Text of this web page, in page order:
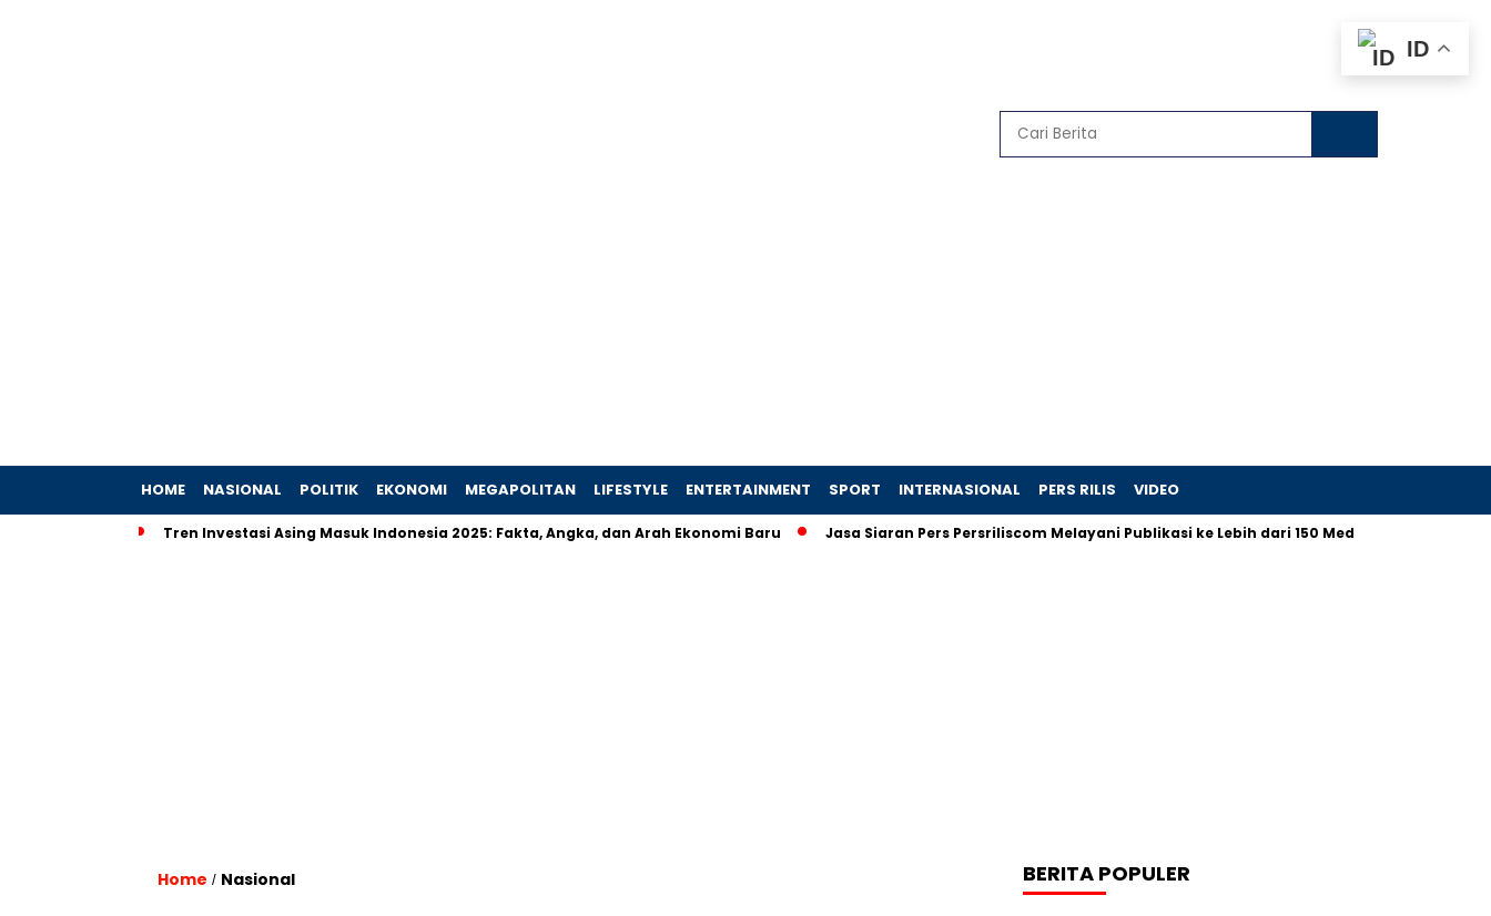
HOME NASIONAL POLITIK EKONOMI MEGAPOLITAN LIFESTYLE ENTERTAINMENT SPORT INTERNASIONAL PERS RILIS VIDEO
Tren Investasi Asing Masuk Indonesia 2025: Fakta, Angka, dan Arah Ekonomi Baru Jasa Siaran Pers Persriliscom Melayani Publikasi ke Lebih dari 150 Media Online
Home / Nasional BERITA POPULER
ID